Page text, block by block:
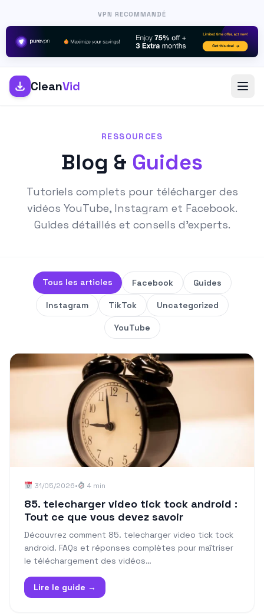
VPN RECOMMANDÉ
CleanVid
RESSOURCES
Blog & Guides
Tutoriels complets pour télécharger des
vidéos YouTube, Instagram et Facebook.
Guides détaillés et conseils d'experts.
Tous les articles Facebook Guides
Instagram TikTok Uncategorized
YouTube
31/05/2026• 4 min
85. telecharger video tick tock android :
Tout ce que vous devez savoir
Découvrez comment 85. telecharger video tick tock
android. FAQs et réponses complètes pour maîtriser
le téléchargement des vidéos…
Lire le guide →